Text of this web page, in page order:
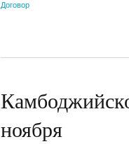
Договор
ноября